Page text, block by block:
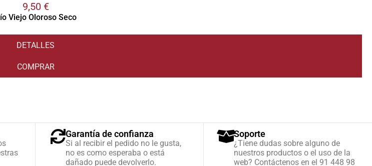
9,50 €
Viejo Oloroso Seco
DETALLES
COMPRAR
Garantía de confianza
Si al recibir el pedido no le gusta,
no es como esperaba o está
dañado puede devolverlo.
Soporte
¿Tiene dudas sobre alguno de
nuestros productos o el uso de la
web? Contáctenos en el 91 448 98